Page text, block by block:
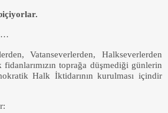
…
Vatanseverlerden, Halkseverlerden
fidanlarımızın toprağa düşmediği günlerin
Halk İktidarının kurulması içindir